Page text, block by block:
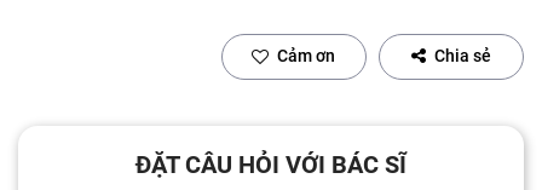
Cảm ơn Chia sẻ
ĐẶT CÂU HỎI VỚI BÁC SĨ